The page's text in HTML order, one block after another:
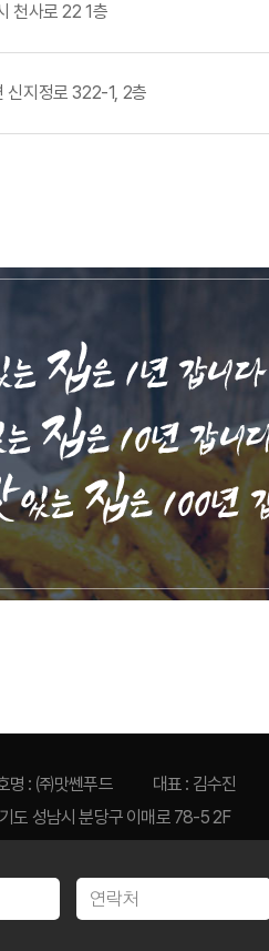
천사로 22 1층
신지정로 322-1, 2층
명 : ㈜맛쎈푸드
대표 : 김수진
도 성남시 분당구 이매로 78-5 2F
김복남맥주. all right reserved. created by